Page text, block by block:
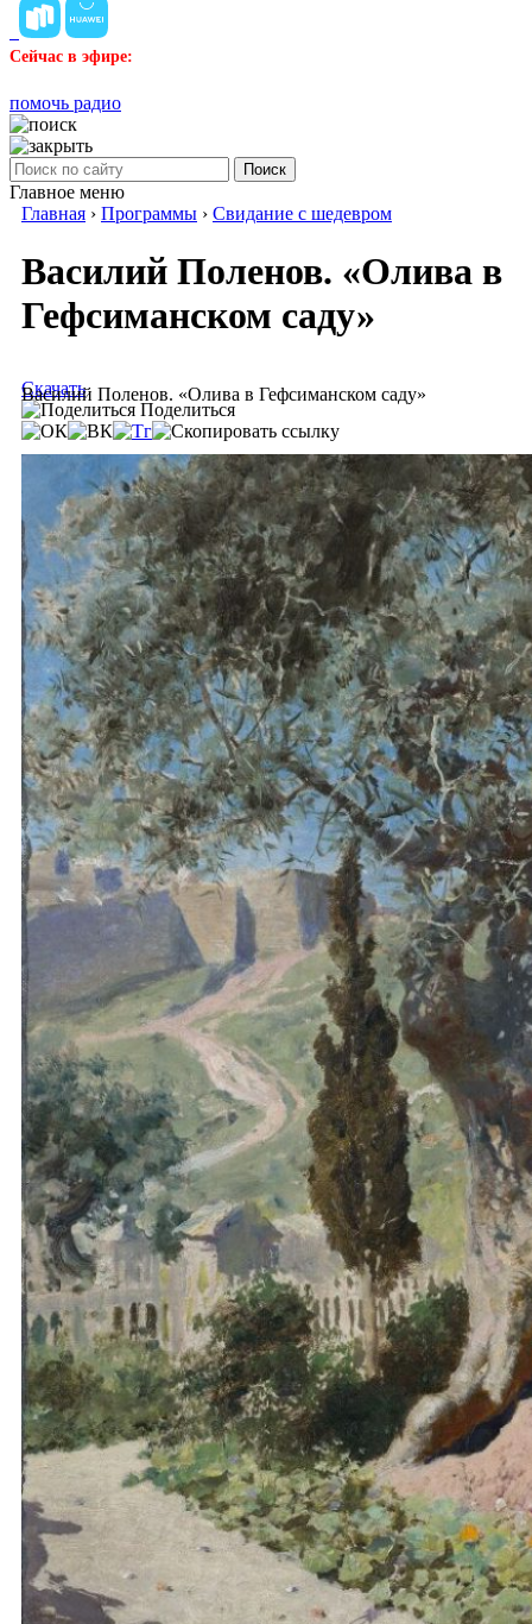
Сейчас в эфире:
помочь радио
Поиск
Главное меню
Главная › Программы › Свидание с шедевром
Василий Поленов. «Олива в
Гефсиманском саду»
Василий Поленов. «Олива в Гефсиманском саду»
Скачать
Поделиться